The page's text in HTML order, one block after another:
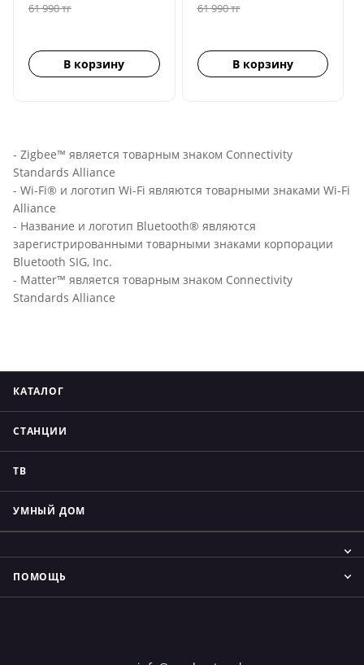
61 990тг
В корзину
61 990тг
В корзину
- Zigbee™ является товарным знаком Connectivity
Standards Alliance
- Wi-Fi® и логотип Wi-Fi являются товарными знаками Wi-Fi
Alliance
- Название и логотип Bluetooth® являются
зарегистрированными товарными знаками корпорации
Bluetooth SIG, Inc.
- Matter™ является товарным знаком Connectivity
Standards Alliance
КАТАЛОГ
СТАНЦИИ
ТВ
УМНЫЙ ДОМ
ПОМОЩЬ